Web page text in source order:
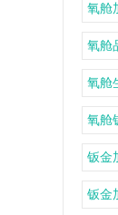
氧舱
氧舱
氧舱
氧舱
钣金
钣金